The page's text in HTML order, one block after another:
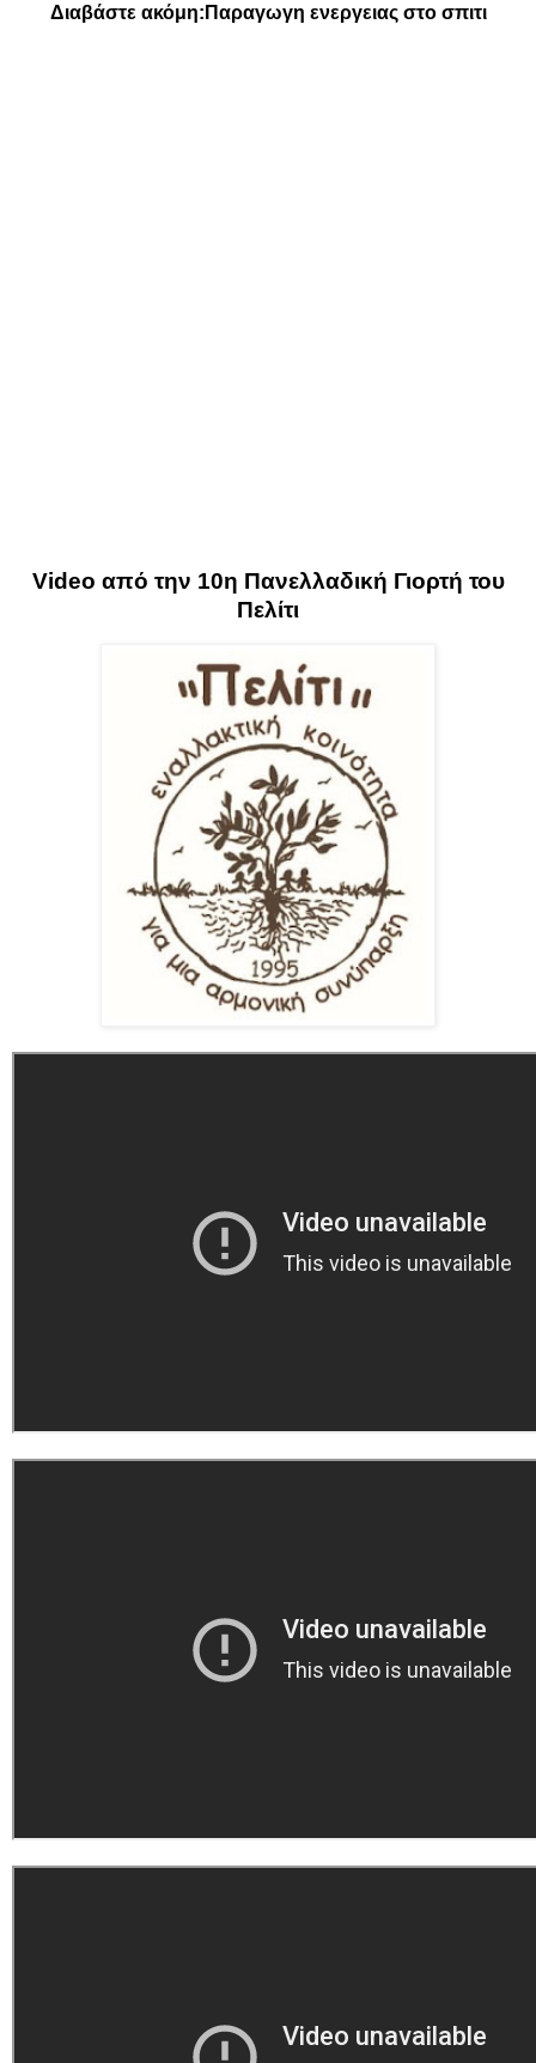
Διαβάστε ακόμη: Παραγωγη ενεργειας στο σπιτι
Video από την 10η Πανελλαδική Γιορτή του
Πελίτι